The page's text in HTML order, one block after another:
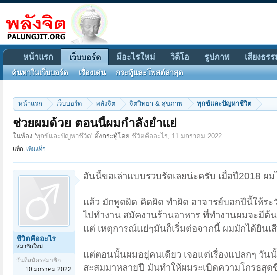
หน้าแรก เว็บบอร์ด พลังจิต จิตวิทยา & สุขภาพ ทุกข์และปัญหาชีวิต
ช่วยผมด้วย ตอนนี้ผมกำลังย่ำแย่
ในห้อง 'ทุกข์และปัญหาชีวิต' ตั้งกระทู้โดย ชีวิตคืออะไร, 11 มกราคม 2022.
แท็ก: เพิ่มแท็ก
ชีวิตคืออะไร
สมาชิกใหม่
วันที่สมัครสมาชิก:
10 มกราคม 2022
อันนี้ขอเล่าแบบรวบรัดเลยน่ะครับ เมื่อปี2018 ผ
แล้ว มักพูดผิด คิดผิด ทำผิด อาจารย์บอกปีนี้ให้ร
ไปทำงาน สมัคงานร้านอาหาร ที่ทำงานผมจะมีต้
แต่ เหตุการณ์แย่ๆมันก็เริ่มต่อจากนี้ ผมมักได้ยินเ
แต่ตอนนั้นผมอยู่คนเดียว เจอแต่เรื่องแปลกๆ วั
สะสมมาหลายปี มันทำให้ผมระเบิดความโกรธสุ
หน้าแรก เว็บบอร์ด
ค้นหาในเว็บบอร์ด เรื่องเด่น กระทู้และโพสต์ล่าสุด
มีอะไรใหม่ วิดีโอ รูปภาพ เสียงธรร